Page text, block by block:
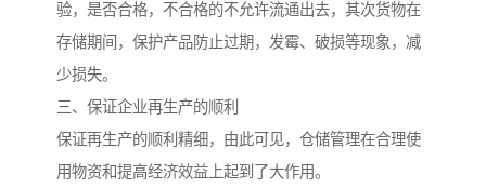
验，是否合格，不合格的不允许流通出去，其次货物在
存储期间，保护产品防止过期，发霉、破损等现象，减
少损失。
三、保证企业再生产的顺利
保证再生产的顺利精细，由此可见，仓储管理在合理使
用物资和提高经济效益上起到了大作用。